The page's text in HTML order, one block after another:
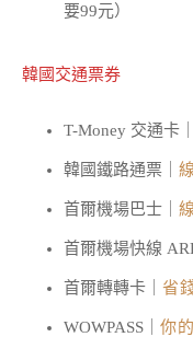
要99元）
韓國交通票券
T-Money 交通卡｜
韓國鐵路通票｜
首爾機場巴士｜
首爾機場快線
首爾轉轉卡｜ 省
WOWPASS｜ 你